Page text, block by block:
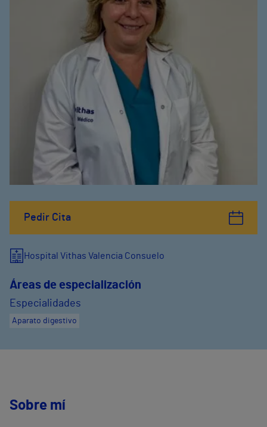
Pedir Cita
Hospital Vithas Valencia Consuelo
Áreas de especialización
Especialidades
Aparato digestivo
Sobre mí